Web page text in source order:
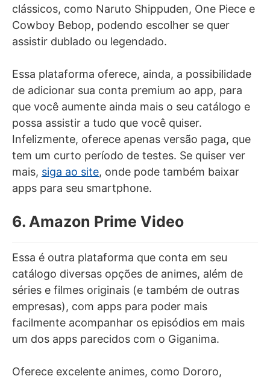
clássicos, como Naruto Shippuden, One Piece e
Cowboy Bebop, podendo escolher se quer
assistir dublado ou legendado.
Essa plataforma oferece, ainda, a possibilidade
de adicionar sua conta premium ao app, para
que você aumente ainda mais o seu catálogo e
possa assistir a tudo que você quiser.
Infelizmente, oferece apenas versão paga, que
tem um curto período de testes. Se quiser ver
mais, siga ao site, onde pode também baixar
apps para seu smartphone.
6. Amazon Prime Video
Essa é outra plataforma que conta em seu
catálogo diversas opções de animes, além de
séries e filmes originais (e também de outras
empresas), com apps para poder mais
facilmente acompanhar os episódios em mais
um dos apps parecidos com o Giganima.
Oferece excelente animes, como Dororo,